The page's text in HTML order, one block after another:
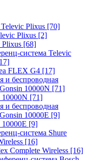
Plixus [70]
Plixus [2]
Plixus [68]
система Televic
FLEX G4 [17]
и беспроводная
10000N [71]
10000N [71]
и беспроводная
10000E [9]
[9]
система Shure
[16]
Complete Wireless [16]